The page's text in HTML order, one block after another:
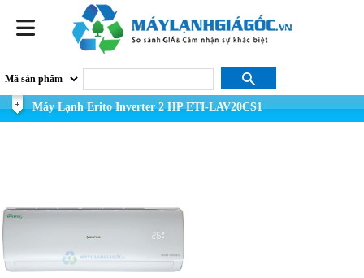
Máy Lạnh Erito Inverter 2 HP ETI-LAV20CS1